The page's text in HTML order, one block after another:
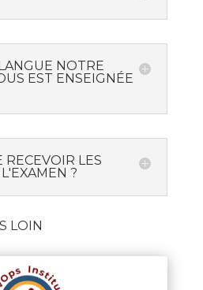
NOTRE
EST ENSEIGNÉE
RECEVOIR LES
?
LOIN